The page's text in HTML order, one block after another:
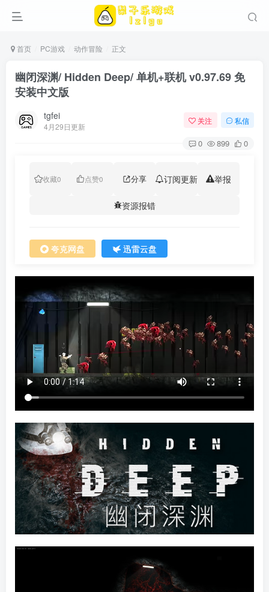
首页 PC游戏 动作冒险 正文
幽闭深渊/ Hidden Deep/ 单机+联机 v0.97.69 免
安装中文版
tgfei
4月29日更新
关注 私信
0 899 0
收藏0 点赞0 分享 订阅更新 举报
资源报错
夸克网盘 迅雷云盘